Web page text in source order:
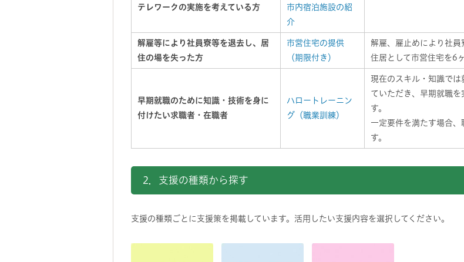
テレワークの実施を考えている方
市内宿泊施設の紹
介
解雇等により社員寮等を退去し、居
住の場を失った方
市営住宅の提供
（期限付き）
解雇、雇止めにより社
住居として市営住宅を6
早期就職のために知識・技術を身に
付けたい求職者・在職者
ハロートレーニン
グ（職業訓練）
現在のスキル・知識で
ていただき、早期就職
す。
一定要件を満たす場合
す。
2．支援の種類から探す
支援の種類ごとに支援策を掲載しています。活用したい支援内容を選択してください。